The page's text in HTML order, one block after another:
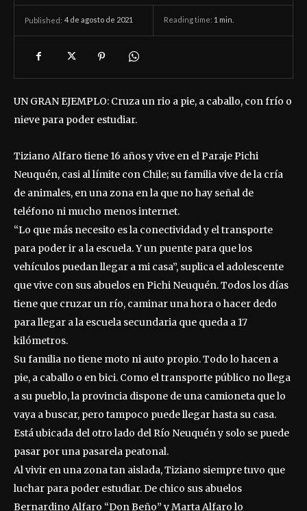
Published: 4 de agosto de 2021 Reading time: 1 min.
UN GRAN EJEMPLO: Cruza un rio a pie, a caballo, con frío o
nieve para poder estudiar.
Tiziano Alfaro tiene 16 años y vive en el Paraje Pichi
Neuquén, casi al límite con Chile; su familia vive de la cría
de animales, en una zona en la que no hay señal de
teléfono ni mucho menos internet.
“Lo que más necesito es la conectividad y el transporte
para poder ir a la escuela. Y un puente para que los
vehículos puedan llegar a mi casa”, suplica el adolescente
que vive con sus abuelos en Pichi Neuquén. Todos los días
tiene que cruzar un río, caminar una hora o hacer dedo
para llegar a la escuela secundaria que queda a 17
kilómetros.
Su familia no tiene moto ni auto propio. Todo lo hacen a
pie, a caballo o en bici. Como el transporte público no llega
a su pueblo, la provincia dispone de una camioneta que lo
vaya a buscar, pero tampoco puede llegar hasta su casa.
Está ubicada del otro lado del Río Neuquén y solo se puede
pasar por una pasarela peatonal.
Al vivir en una zona tan aislada, Tiziano siempre tuvo que
luchar para poder estudiar. De chico sus abuelos
Bernardino Alfaro “Don Beño” y Marta Alfaro lo